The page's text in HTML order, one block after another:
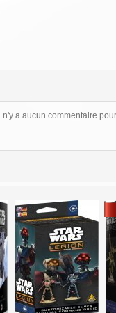
Il n'y a aucun commentaire